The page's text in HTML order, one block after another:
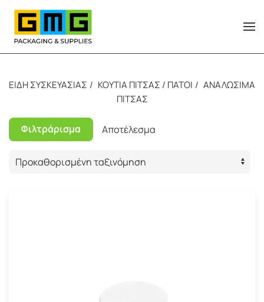
Skip to main content
ΕΙΔΗ ΣΥΣΚΕΥΑΣΙΑΣ ΚΟΥΤΙΑ ΠΙΤΣΑΣ / ΠΑΤΟΙ
ΑΝΑΛΩΣΙΜΑ
ΠΙΤΣΑΣ
Φιλτράρισμα Αποτέλεσμα